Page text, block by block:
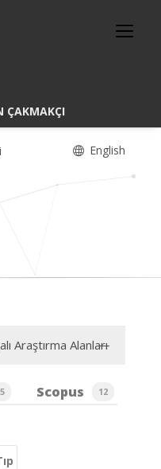
ÇAKMAKÇI
English
Araştırma Alanları
5 Scopus 12